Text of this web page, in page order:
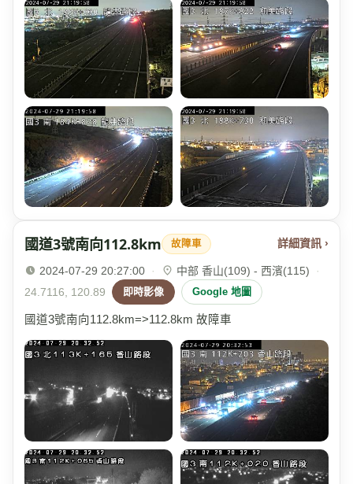
國道3號南向112.8km 故障車 詳細資訊 ›
2024-07-29 20:27:00 · 中部 香山(109) - 西濱(115)
·
24.7116, 120.89
即時影像 Google 地圖
國道3號南向112.8km=>112.8km 故障車